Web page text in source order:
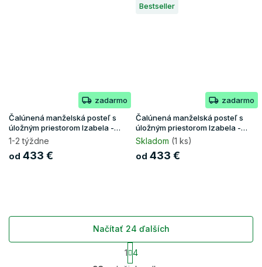
zadarmo
Čalúnená manželská posteľ s
úložným priestorom Izabela -
čierna
1-2 týždne
od 433 €
Bestseller
zadarmo
Čalúnená manželská posteľ s
úložným priestorom Izabela -
grafit
Skladom (1 ks)
od 433 €
O
Načítať 24 ďalších
S
t
1 4